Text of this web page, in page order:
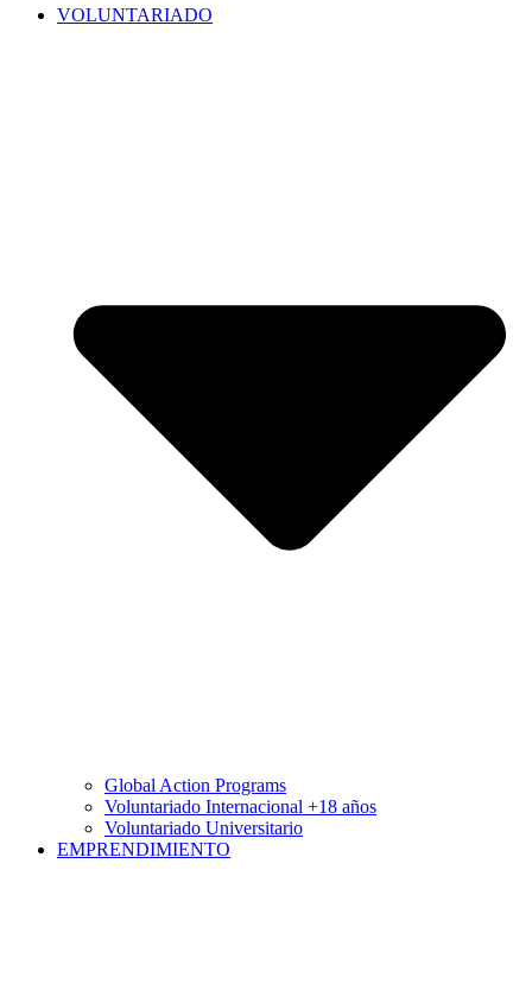
VOLUNTARIADO
Global Action Programs
Voluntariado Internacional +18 años
Voluntariado Universitario
EMPRENDIMIENTO